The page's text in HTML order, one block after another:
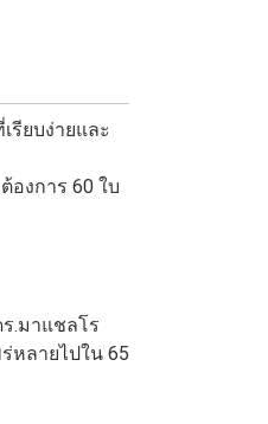
รียบง่ายและ
องการ 60 ใบ
.มาแชลโร
หลายไปใน 65